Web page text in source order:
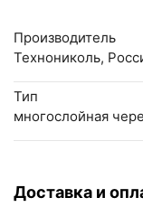
Производитель
Технониколь,
Тип
многослойная
Доставка и